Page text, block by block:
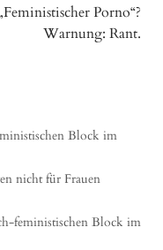
Porno“?
Warnung: Rant.
Block im
nicht für Frauen
feministischen Block im